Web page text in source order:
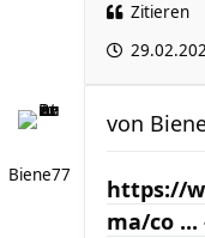
Zitieren
Biene77
von
https://
ma/co ...